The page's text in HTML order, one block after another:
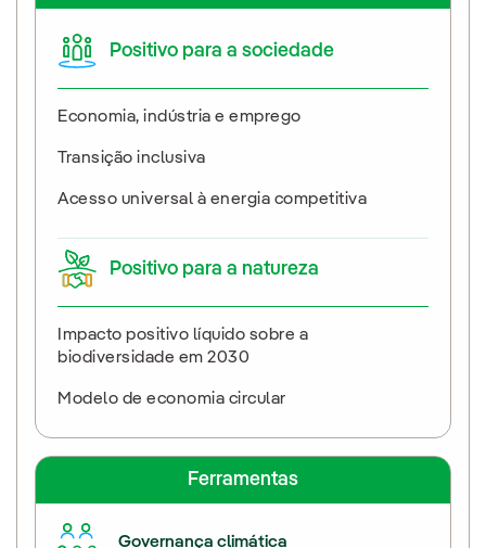
Positivo para a sociedade
Economia, indústria e emprego
Transição inclusiva
Acesso universal à energia competitiva
Positivo para a natureza
Impacto positivo líquido sobre a
biodiversidade em 2030
Modelo de economia circular
Ferramentas
Governança climática